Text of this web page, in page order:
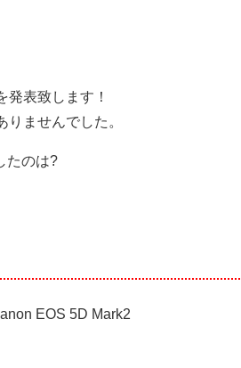
表致します！
ませんでした。
たのは?
EOS 5D Mark2